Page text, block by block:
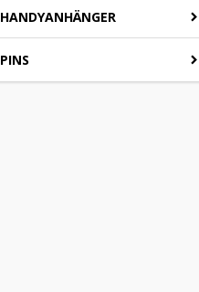
HANDYANHÄNGER
PINS